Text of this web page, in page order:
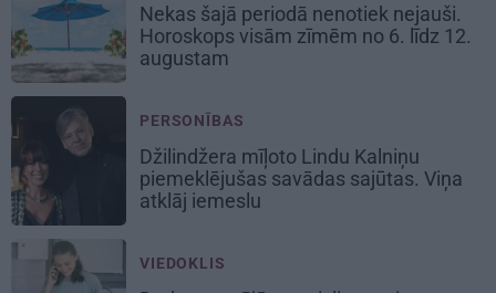
Nekas šajā periodā nenotiek nejauši.
Horoskops visām zīmēm no 6. līdz 12.
augustam
PERSONĪBAS
Džilindžera mīļoto Lindu Kalniņu
piemeklējušas savādas sajūtas. Viņa
atklāj iemeslu
VIEDOKLIS